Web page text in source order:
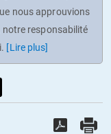
nous approuvions
notre responsabilité
[Lire plus]